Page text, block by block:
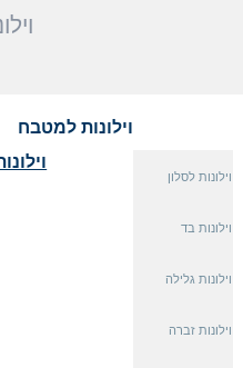
וילונות לסלון
וילונות בד
וילונות גלילה
וילונות זברה
וילונות למטבח